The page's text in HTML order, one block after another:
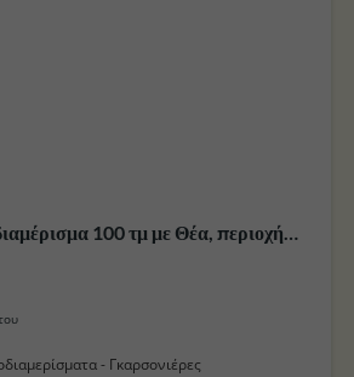
100 τμ με Θέα, περιοχή
- Γκαρσονιέρες